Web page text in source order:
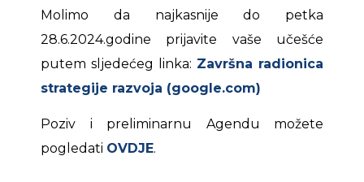
Molimo da najkasnije do petka
28.6.2024.godine prijavite vaše učešće
putem sljedećeg linka: Završna radionica
strategije razvoja (google.com)
Poziv i preliminarnu Agendu možete
pogledati OVDJE.